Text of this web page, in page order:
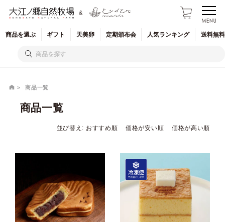
&
商品を選ぶ ギフト 天美卵 定期頒布会 人気ランキング 送料無
商品一覧
商品一覧
並び替え おすすめ順 価格が安い順 価格が高い順